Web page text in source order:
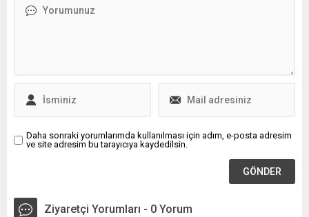
Daha sonraki yorumlarımda kullanılması için adım, e-posta adresim
ve site adresim bu tarayıcıya kaydedilsin.
Ziyaretçi Yorumları - 0 Yorum